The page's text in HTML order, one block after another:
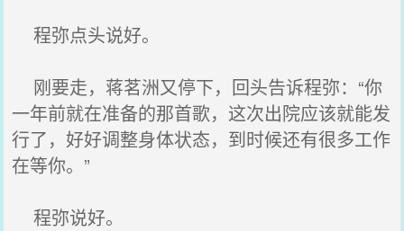
程弥点头说好。
刚要走，蒋茗洲又停下，回头告诉程弥：“你
一年前就在准备的那首歌，这次出院应该就能发
行了，好好调整身体状态，到时候还有很多工作
在等你。”
程弥说好。